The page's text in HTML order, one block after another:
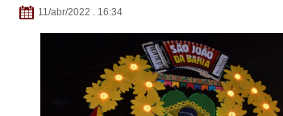
11/abr/2022 . 16:34